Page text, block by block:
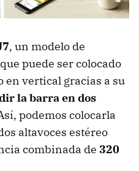
, un modelo de
puede ser colocado
en vertical gracias a su
la barra en dos
podemos colocarla
altavoces estéreo
combinada de 320